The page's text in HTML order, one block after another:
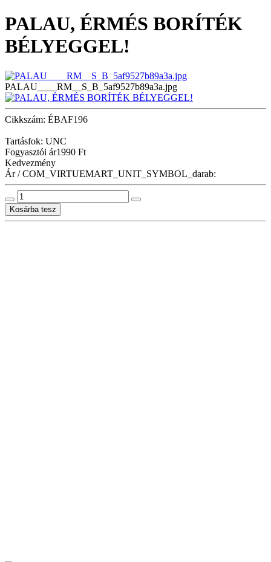
PALAU, ÉRMÉS BORÍTÉK
BÉLYEGGEL!
PALAU____RM__S_B_5af9527b89a3a.jpg
Cikkszám: ÉBAF196
Tartásfok: UNC
Fogyasztói ár1990 Ft
Kedvezmény
Ár / COM_VIRTUEMART_UNIT_SYMBOL_darab: